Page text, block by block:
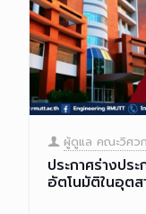
ผู้ดูแล คณะวิศว
ประกาศร่างป
อัตโนมัติในอุต